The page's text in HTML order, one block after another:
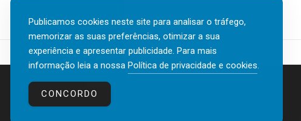
Contactos
Publicamos cookies neste site para analisar o tráfego,
memorizar as suas preferências, otimizar a sua
experiência e apresentar publicidade. Para mais
informação leia a nossa Política de privacidade e cookies.
CONCORDO